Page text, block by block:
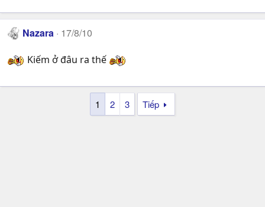
Nazara 17/8/10
Kiếm ở đâu ra thế
1 2 3 Tiếp